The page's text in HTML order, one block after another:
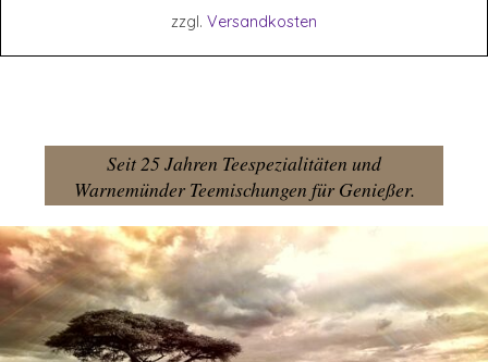
zzgl. Versandkosten
Seit 25 Jahren Teespezialitäten und
Warnemünder Teemischungen für Genießer.